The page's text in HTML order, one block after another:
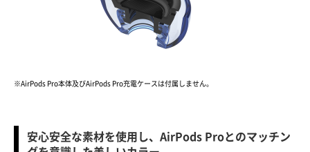
※AirPods Pro本体及びAirPods Pro充電ケースは付属しません。
安心安全な素材を使用し、AirPods Proとのマッチン